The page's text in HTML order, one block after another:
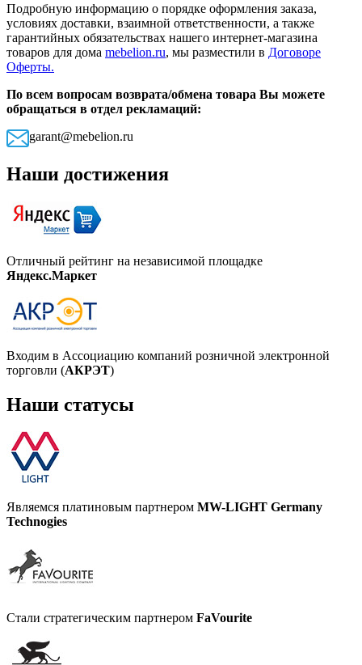
Подробную информацию о порядке оформления заказа,
условиях доставки, взаимной ответственности, а также
гарантийных обязательствах нашего интернет-магазина
товаров для дома mebelion.ru, мы разместили в Договоре
Оферты.
По всем вопросам возврата/обмена товара Вы можете
обращаться в отдел рекламаций:
garant@mebelion.ru
Наши достижения
Отличный рейтинг на независимой площадке
Яндекс.Маркет
Входим в Ассоциацию компаний розничной электронной
торговли (АКРЭТ)
Наши статусы
Являемся платиновым партнером MW-LIGHT Germany
Technogies
Стали стратегическим партнером FaVourite